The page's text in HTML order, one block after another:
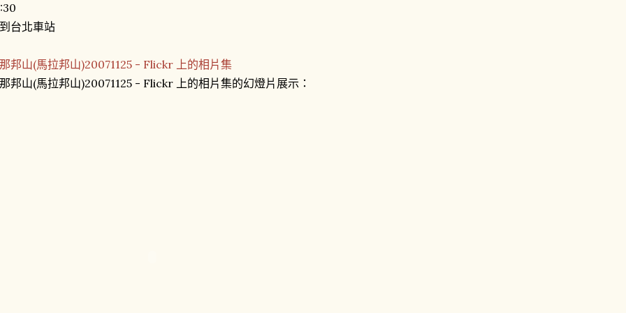
台北車站
邦山(馬拉邦山)20071125 - Flickr 上的相片集
邦山(馬拉邦山)20071125 - Flickr 上的相片集的幻燈片展示：